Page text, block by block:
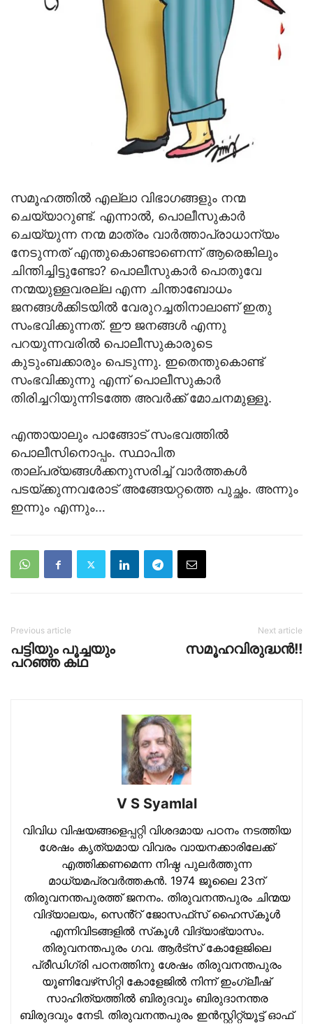
സമൂഹത്തില്‍ എല്ലാ വിഭാഗങ്ങളും നന്മ
ചെയ്യാറുണ്ട്. എന്നാല്‍, പൊലീസുകാര്‍
ചെയ്യുന്ന നന്മ മാത്രം വാര്‍ത്താപ്രാധാന്യം
നേടുന്നത് എന്തുകൊണ്ടാണെന്ന് ആരെങ്കിലും
ചിന്തിച്ചിട്ടുണ്ടോ? പൊലീസുകാര്‍ പൊതുവേ
നന്മയുള്ളവരല്ല എന്ന ചിന്താബോധം
ജനങ്ങള്‍ക്കിടയില്‍ വേരുറച്ചതിനാലാണ് ഇതു
സംഭവിക്കുന്നത്. ഈ ജനങ്ങള്‍ എന്നു
പറയുന്നവരില്‍ പൊലീസുകാരുടെ
കുടുംബക്കാരും പെടുന്നു. ഇതെന്തുകൊണ്ട്
സംഭവിക്കുന്നു എന്ന് പൊലീസുകാര്‍
തിരിച്ചറിയുന്നിടത്തേ അവര്‍ക്ക് മോചനമുള്ളൂ.
എന്തായാലും പാങ്ങോട് സംഭവത്തില്‍
പൊലീസിനൊപ്പം. സ്ഥാപിത
താല്പര്യങ്ങള്‍ക്കനുസരിച്ച് വാര്‍ത്തകള്‍
പടയ്ക്കുന്നവരോട് അങ്ങേയറ്റത്തെ പുച്ഛം. അന്നും
ഇന്നും എന്നും…
Previous article
പട്ടിയും പൂച്ചയും
പറഞ്ഞ കഥ
Next article
സമൂഹവിരുദ്ധന്‍!!
V S Syamlal
വിവിധ വിഷയങ്ങളെപ്പറ്റി വിശദമായ പഠനം നടത്തിയ
ശേഷം കൃത്യമായ വിവരം വായനക്കാരിലേക്ക്
എത്തിക്കണമെന്ന നിഷ്ഠ പുലര്‍ത്തുന്ന
മാധ്യമപ്രവര്‍ത്തകന്‍. 1974 ജൂലൈ 23ന്
തിരുവനന്തപുരത്ത് ജനനം. തിരുവനന്തപുരം ചിന്മയ
വിദ്യാലയം, സെൻ്റ് ജോസഫ്‌സ് ഹൈസ്‌കൂള്‍
എന്നിവിടങ്ങളില്‍ സ്‌കൂള്‍ വിദ്യാഭ്യാസം.
തിരുവനന്തപുരം ഗവ. ആര്‍ട്‌സ് കോളേജിലെ
പ്രീഡിഗ്രി പഠനത്തിനു ശേഷം തിരുവനന്തപുരം
യൂണിവേഴ്‌സിറ്റി കോളേജില്‍ നിന്ന് ഇംഗ്ലീഷ്
സാഹിത്യത്തില്‍ ബിരുദവും ബിരുദാനന്തര
ബിരുദവും നേടി. തിരുവനന്തപുരം ഇന്‍സ്റ്റിറ്റ്യൂട്ട് ഓഫ്